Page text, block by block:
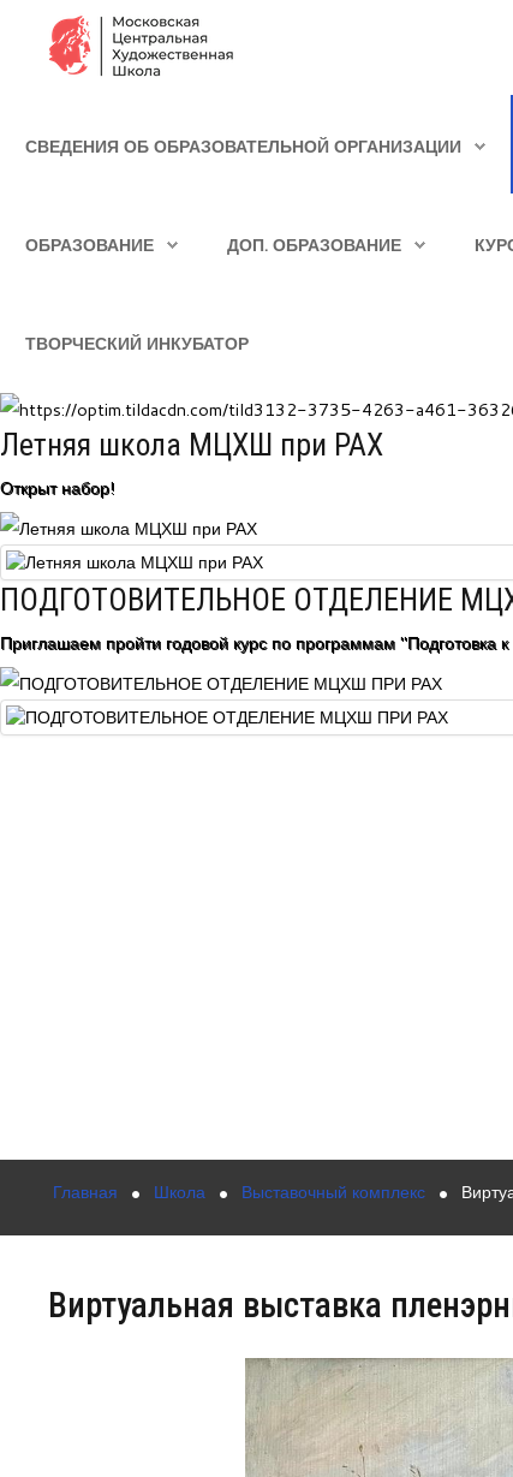
Образование
Доп. образование
Курсы повышения квалификации
Центр непрерывного образования
Конкурсы
Творческий инкубатор
СВЕДЕНИЯ ОБ ОБРАЗОВАТЕЛЬНОЙ ОРГАНИЗАЦИИ
ОБРАЗОВАНИЕ ДОП. ОБРАЗОВАНИЕ
ТВОРЧЕСКИЙ ИНКУБАТОР
Летняя школа МЦХШ при РАХ
Открыт набор!
ПОДГОТОВИТЕЛЬНОЕ ОТДЕЛЕНИЕ
Приглашаем пройти годовой курс по программам "Подготовка
Главная Школа Выставочный комплекс
Виртуальная выставка